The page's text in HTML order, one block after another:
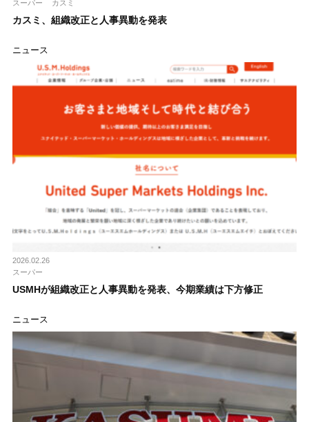
スーパー カスミ
カスミ、組織改正と人事異動を発表
ニュース
2026.02.26
スーパー
USMHが組織改正と人事異動を発表、今期業績は下方修正
ニュース